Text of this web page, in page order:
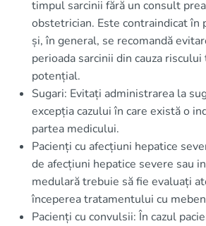
timpul sarcinii fără un consult
obstetrician. Este contraindicat
și, în general, se recomandă
perioada sarcinii din cauza
potențial.
Sugari: Evitați administrarea la
excepția cazului în care există o
partea medicului.
Pacienți cu afecțiuni hepatice
de afecțiuni hepatice severe sau
medulară trebuie să fie evaluați
începerea tratamentului cu
Pacienți cu convulsii: În cazul